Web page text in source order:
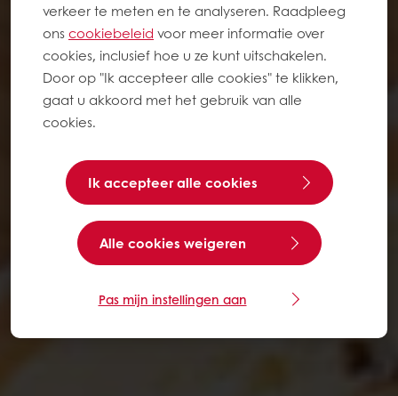
verkeer te meten en te analyseren. Raadpleeg
onscookiebeleid voor meer informatie over
cookies, inclusief hoe u ze kunt uitschakelen.
Door op "Ik accepteer alle cookies" te klikken,
gaat u akkoord met het gebruik van alle
cookies.
Ik accepteer alle cookies
Alle cookies weigeren
Pas mijn instellingen aan